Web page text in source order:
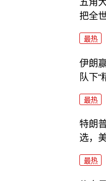
把全
最热
伊朗
队下“
最热
特朗
选，
最热